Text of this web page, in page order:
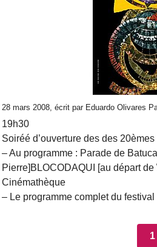
28 mars 2008, écrit par Eduardo Olivares
19h30
Soiréé d’ouverture des des
– Au programme : Parade de
Pierre]BLOCODAQUI [au départ
Cinémathèque
– Le programme complet du festival
1